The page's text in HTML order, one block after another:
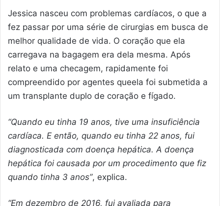
Jessica nasceu com problemas cardíacos, o que a
fez passar por uma série de cirurgias em busca de
melhor qualidade de vida. O coração que ela
carregava na bagagem era dela mesma. Após
relato e uma checagem, rapidamente foi
compreendido por agentes queela foi submetida a
um transplante duplo de coração e fígado.
“Quando eu tinha 19 anos, tive uma insuficiência
cardíaca. E então, quando eu tinha 22 anos, fui
diagnosticada com doença hepática. A doença
hepática foi causada por um procedimento que fiz
quando tinha 3 anos”, explica.
“Em dezembro de 2016, fui avaliada para